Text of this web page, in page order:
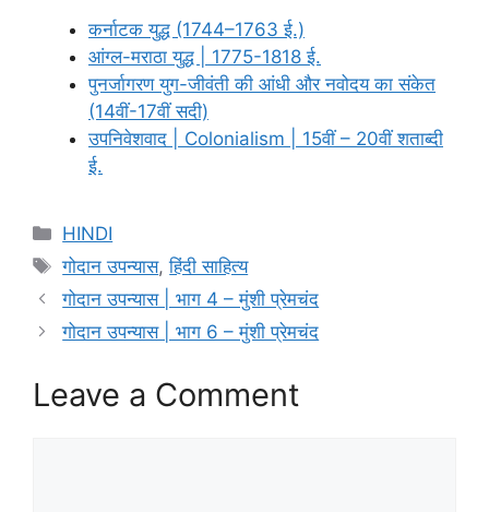
कर्नाटक युद्ध (1744–1763 ई.)
आंग्ल-मराठा युद्ध | 1775-1818 ई.
पुनर्जागरण युग-जीवंती की आंधी और नवोदय का संकेत
(14वीं-17वीं सदी)
उपनिवेशवाद | Colonialism | 15वीं – 20वीं शताब्दी
ई.
Categories
HINDI
Tags
गोदान उपन्यास,हिंदी साहित्य
गोदान उपन्यास | भाग 4 – मुंशी प्रेमचंद
गोदान उपन्यास | भाग 6 – मुंशी प्रेमचंद
Leave a Comment